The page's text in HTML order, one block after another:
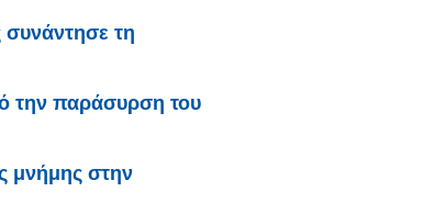
τη
την παράσυρση του
μνήμης στην